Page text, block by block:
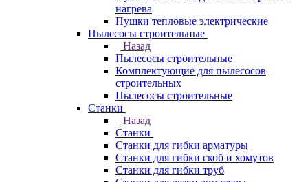
нагрева
Пушки тепловые электрические
Пылесосы строительные
Назад
Пылесосы строительные
Комплектующие для пылесосов
строительных
Пылесосы строительные
Станки
Назад
Станки
Станки для гибки арматуры
Станки для гибки скоб и хомутов
Станки для гибки труб